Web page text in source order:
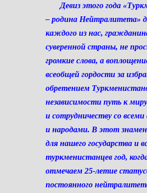
Девиз этого года
– родина Нейтралитета»
каждого из нас,
суверенной страны, не
громкие слова, а
всеобщей гордости за
обретением
независимости путь к
и сотрудничеству со
и народами. В этот
для нашего государства и
туркменистанцев год,
отмечаем 25-летие
постоянного